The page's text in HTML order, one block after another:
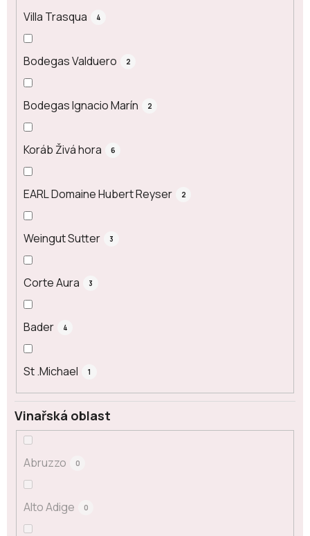
Villa Trasqua 4
Bodegas Valduero 2
Bodegas Ignacio Marín 2
Koráb Živá hora 6
EARL Domaine Hubert Reyser 2
Weingut Sutter 3
Corte Aura 3
Bader 4
St .Michael 1
Vinařská oblast
Abruzzo 0
Alto Adige 0